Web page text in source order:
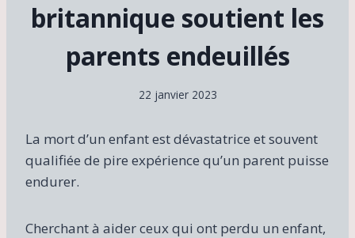
britannique soutient les
parents endeuillés
22 janvier 2023
La mort d’un enfant est dévastatrice et souvent
qualifiée de pire expérience qu’un parent puisse
endurer.
Cherchant à aider ceux qui ont perdu un enfant,